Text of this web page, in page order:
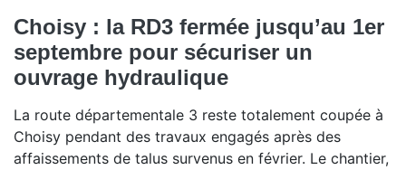
Choisy : la RD3 fermée jusqu’au 1er
septembre pour sécuriser un
ouvrage hydraulique
La route départementale 3 reste totalement coupée à
Choisy pendant des travaux engagés après des
affaissements de talus survenus en février. Le chantier,